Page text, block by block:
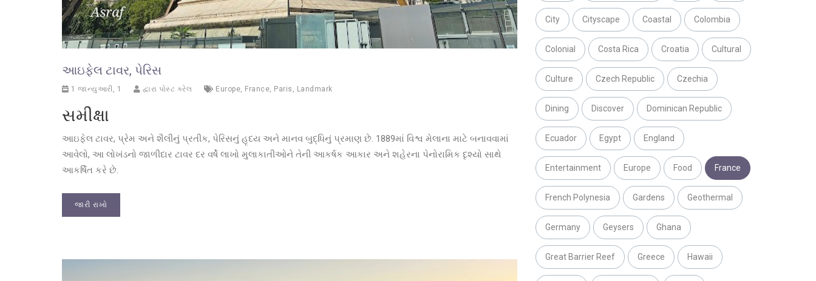
આઇફેલ ટાવર, પેરિસ
1 જાન્યુઆરી, 1 દ્વારા પોસ્ટ કરેલ Europe, France, Paris , Landmark
સમીક્ષા
આઇફેલ ટાવર, પ્રેમ અને શૈલીનું પ્રતીક, પેરિસનું હૃદય અને માનવ બુદ્ધિનું પ્રમાણ છે. 1889માં વિશ્વ મેલાના માટે બનાવવામાં
આવેલો, આ લોખંડનો જાળીદાર ટાવર દર વર્ષે લાખો મુલાકાતીઓને તેની આકર્ષક આકાર અને શહેરના પેનોરામિક દૃશ્યો સાથે
આકર્ષિત કરે છે.
જારી રાખો
City Cityscape Coastal Colombia
Colonial Costa Rica Croatia Cultural
Culture Czech Republic Czechia
Dining Discover Dominican Republic
Ecuador Egypt England
Entertainment Europe Food France
French Polynesia Gardens Geothermal
Germany Geysers Ghana
Great Barrier Reef Greece Hawaii